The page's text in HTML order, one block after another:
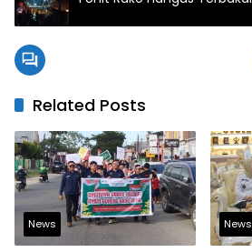
Related Posts
News News